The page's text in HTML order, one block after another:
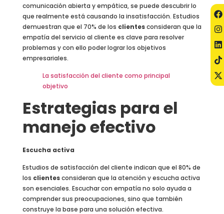
comunicación abierta y empática, se puede descubrir lo
que realmente está causando la insatisfacción. Estudios
demuestran que el 70% de los clientesconsideran que la
empatía del servicio al cliente es clave para resolver
problemas y con ello poder lograr los objetivos
empresariales.
La satisfacción del cliente como principal
objetivo
Estrategias para el
manejo efectivo
Escucha activa
Estudios de satisfacción del cliente indican que el 80% de
los clientesconsideran que la atención y escucha activa
son esenciales. Escuchar con empatía no solo ayuda a
comprender sus preocupaciones, sino que también
construye la base para una solución efectiva.